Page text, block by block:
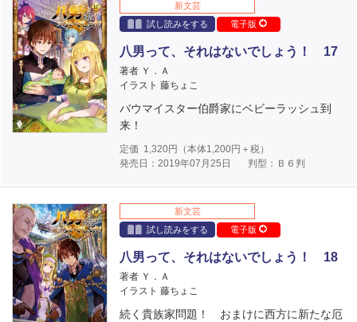
新文芸
試し読みをする
電子版
八男って、それはないでしょう！ 17
著者 Ｙ．Ａ
イラスト 藤ちょこ
バウマイスター伯爵家にベビーラッシュ到
来！
定価 1,320円（本体1,200円＋税）
発売日：2019年07月25日
判型：Ｂ６判
新文芸
試し読みをする
電子版
八男って、それはないでしょう！ 18
著者 Ｙ．Ａ
イラスト 藤ちょこ
続く貴族家問題！ おまけに西方に新たな厄